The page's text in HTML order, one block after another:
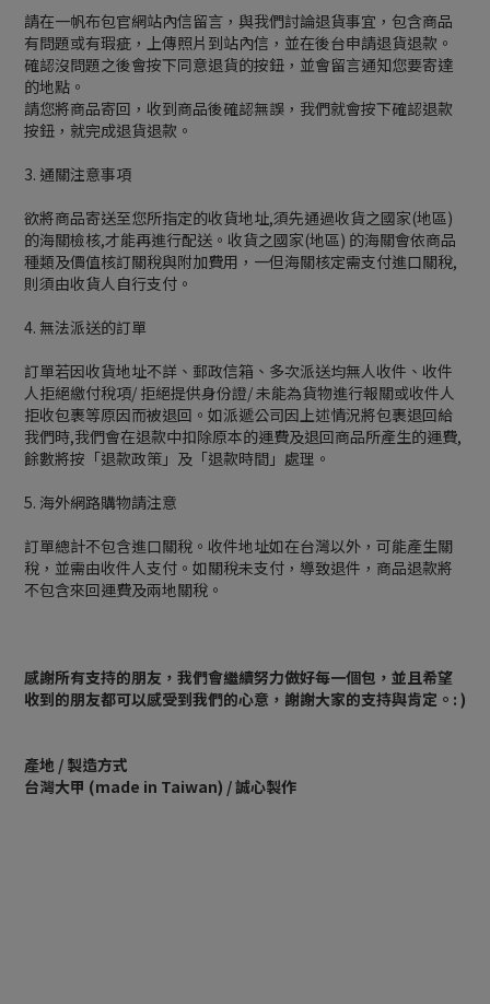
請在一帆布包官網站內信留言，與我們討論退貨事宜，包含商品
有問題或有瑕疵，上傳照片到站內信，並在後台申請退貨退款。
確認沒問題之後會按下同意退貨的按鈕，並會留言通知您要寄達
的地點。
請您將商品寄回，收到商品後確認無誤，我們就會按下確認退款
按鈕，就完成退貨退款。
3. 通關注意事項
欲將商品寄送至您所指定的收貨地址,須先通過收貨之國家(地區)
的海關檢核,才能再進行配送。收貨之國家(地區) 的海關會依商品
種類及價值核訂關稅與附加費用，一但海關核定需支付進口關稅,
則須由收貨人自行支付。
4. 無法派送的訂單
訂單若因收貨地址不詳、郵政信箱、多次派送均無人收件、收件
人拒絕繳付稅項/ 拒絕提供身份證/ 未能為貨物進行報關或收件人
拒收包裹等原因而被退回。如派遞公司因上述情況將包裹退回給
我們時,我們會在退款中扣除原本的運費及退回商品所產生的運費,
餘數將按「退款政策」及「退款時間」處理。
5. 海外網路購物請注意
訂單總計不包含進口關稅。收件地址如在台灣以外，可能產生關
稅，並需由收件人支付。如關稅未支付，導致退件，商品退款將
不包含來回運費及兩地關稅。
感謝所有支持的朋友，我們會繼續努力做好每一個包，並且希望
收到的朋友都可以感受到我們的心意，謝謝大家的支持與肯定。: )
產地 / 製造方式
台灣大甲 (made in Taiwan) / 誠心製作